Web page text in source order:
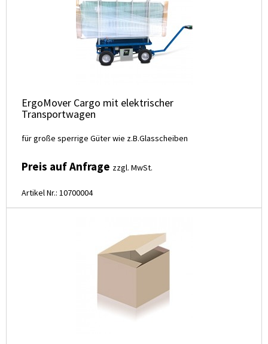
ErgoMover Cargo mit elektrischer
Transportwagen
für große sperrige Güter wie z.B.Glasscheiben
Preis auf Anfrage zzgl. MwSt.
Artikel Nr.: 10700004